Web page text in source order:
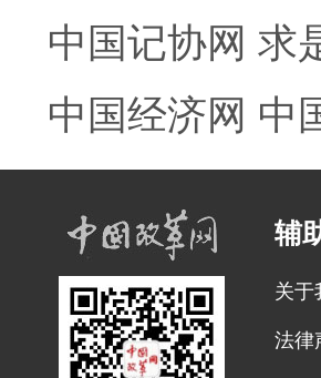
中国记协网 求
中国经济网 中
辅
关于
法律